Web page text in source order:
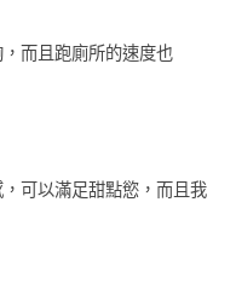
而且跑廁所的速度也
可以滿足甜點慾，而且我